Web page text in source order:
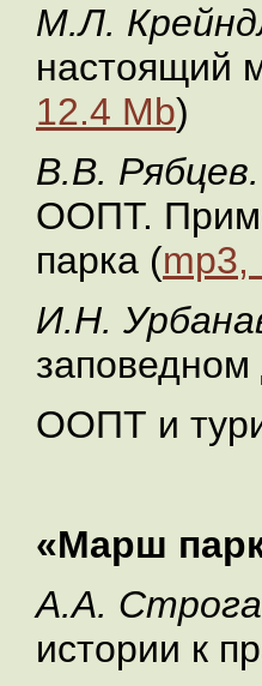
М.Л.
настоящий
12.4 Mb)
В.В. Рябцев.
ООПТ.
парка (mp3,
И.Н.
ООПТ и
«Марш
А.А.
истории к